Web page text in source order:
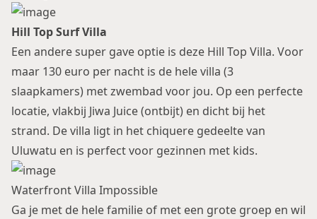
Hill Top Surf Villa
Een andere super gave optie is deze Hill Top Villa. Voor
maar 130 euro per nacht is de hele villa (3
slaapkamers) met zwembad voor jou. Op een perfecte
locatie, vlakbij Jiwa Juice(ontbijt) en dicht bij het
strand. De villa ligt in het chiquere gedeelte van
Uluwatu en is perfect voor gezinnen met kids.
Waterfront Villa Impossible
Ga je met de hele familie of met een grote groep en wil